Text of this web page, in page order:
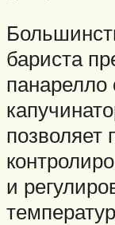
бариста
позволяет
и